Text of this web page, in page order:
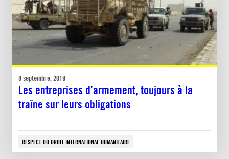
8 septembre, 2019
Les entreprises d’armement, toujours à la
traîne sur leurs obligations
RESPECT DU DROIT INTERNATIONAL HUMANITAIRE